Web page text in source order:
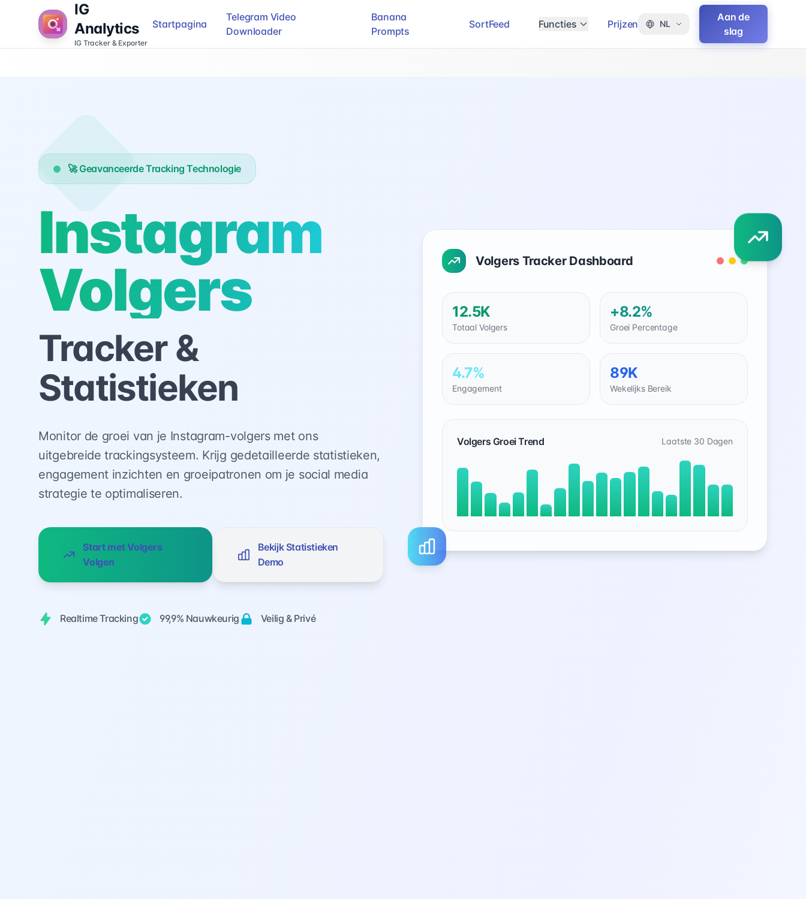
IG
Analytics
IG Tracker & Exporter
Startpagina
Telegram Video
Downloader
Banana
Prompts
SortFeed Functies Prijzen NL
Aan de
slag
🚀 Geavanceerde Tracking Technologie
Instagram
Volgers
Tracker &
Statistieken
Monitor de groei van je Instagram-volgers met ons
uitgebreide trackingsysteem. Krijg gedetailleerde statistieken,
engagement inzichten en groeipatronen om je social media
strategie te optimaliseren.
Start met Volgers
Volgen
Bekijk Statistieken
Demo
Realtime Tracking 99,9% Nauwkeurig Veilig & Privé
Volgers Tracker Dashboard
12.5K
Totaal Volgers
+8.2%
Groei Percentage
4.7%
Engagement
89K
Wekelijks Bereik
Volgers Groei Trend Laatste 30 Dagen